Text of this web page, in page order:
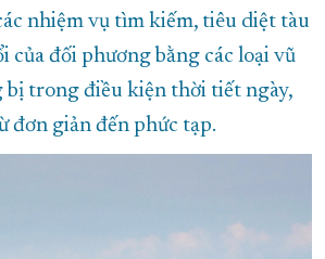
nhiệm vụ tìm kiếm, tiêu diệt tàu
của đối phương bằng các loại vũ
trong điều kiện thời tiết ngày,
đơn giản đến phức tạp.